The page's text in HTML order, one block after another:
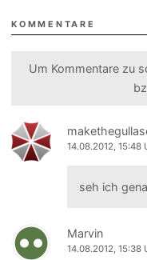
KOMMENTARE
Um Kommentare zu
14.08.2012, 15:48
seh ich
Marvin
14.08.2012, 15:38